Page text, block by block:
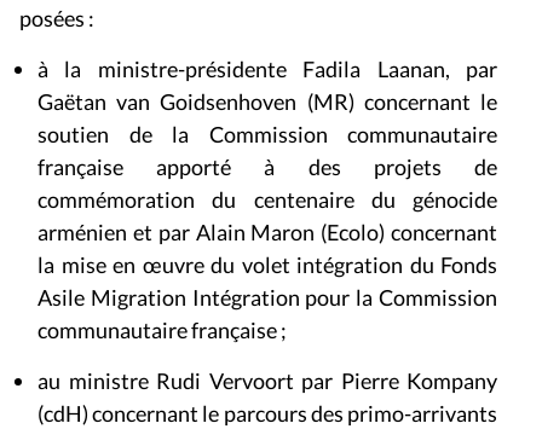
posées :
à la ministre-présidente Fadila Laanan, par
Gaëtan van Goidsenhoven (MR) concernant le
soutien de la Commission communautaire
française apporté à des projets de
commémoration du centenaire du génocide
arménien et par Alain Maron (Ecolo) concernant
la mise en œuvre du volet intégration du Fonds
Asile Migration Intégration pour la Commission
communautaire française ;
au ministre Rudi Vervoort par Pierre Kompany
(cdH) concernant le parcours des primo-arrivants